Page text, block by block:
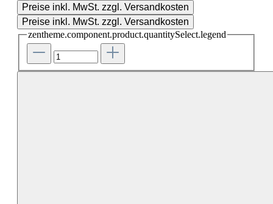
Preise inkl. MwSt. zzgl. Versandkosten
Preise inkl. MwSt. zzgl. Versandkosten
zentheme.component.product.quantitySelect.legend